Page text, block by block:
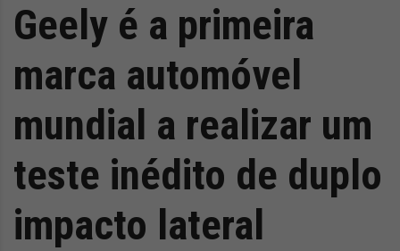
Geely é a primeira
marca automóvel
mundial a realizar um
teste inédito de duplo
impacto lateral